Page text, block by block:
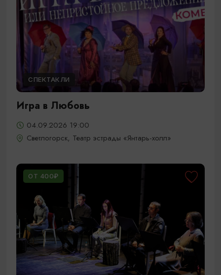
СПЕКТАКЛИ
Игра в Любовь
04.09.2026 19:00
Светлогорск, Театр эстрады «Янтарь-холл»
ОТ 400₽